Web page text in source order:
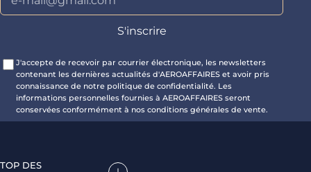
J'accepte de recevoir par courrier électronique, les newsletters
contenant les dernières actualités d'AEROAFFAIRES et avoir pris
connaissance de notre politique de confidentialité. Les
informations personnelles fournies à AEROAFFAIRES seront
conservées conformément à nos conditions générales de vente.
TOP DES